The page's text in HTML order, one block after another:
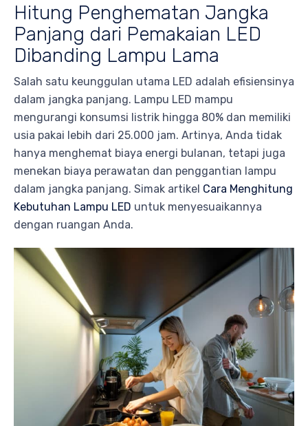
Hitung Penghematan Jangka
Panjang dari Pemakaian LED
Dibanding Lampu Lama
Salah satu keunggulan utama LED adalah efisiensinya
dalam jangka panjang. Lampu LED mampu
mengurangi konsumsi listrik hingga 80% dan memiliki
usia pakai lebih dari 25.000 jam. Artinya, Anda tidak
hanya menghemat biaya energi bulanan, tetapi juga
menekan biaya perawatan dan penggantian lampu
dalam jangka panjang. Simak artikel Cara Menghitung
Kebutuhan Lampu LED untuk menyesuaikannya
dengan ruangan Anda.